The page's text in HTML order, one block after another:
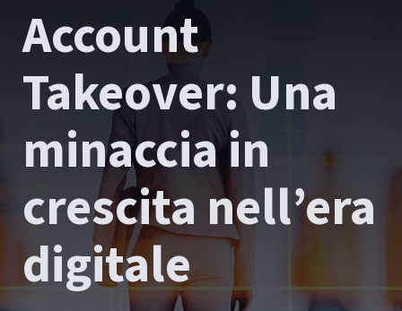
Account
Takeover: Una
minaccia in
crescita nell’era
digitale